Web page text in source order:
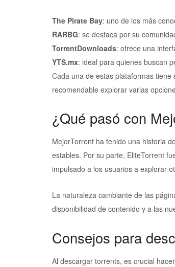
The Pirate Bay: uno de los más
RARBG: se destaca por su
TorrentDownloads: ofrece una
YTS.mx: ideal para quienes buscan
Cada una de estas plataformas
recomendable explorar varias
¿Qué pasó con
MejorTorrent ha tenido una historia
estables. Por su parte, EliteTorrent
impulsado a los usuarios a explorar
La naturaleza cambiante de las
disponibilidad de contenido y a las
Consejos para
Al descargar torrents, es crucial